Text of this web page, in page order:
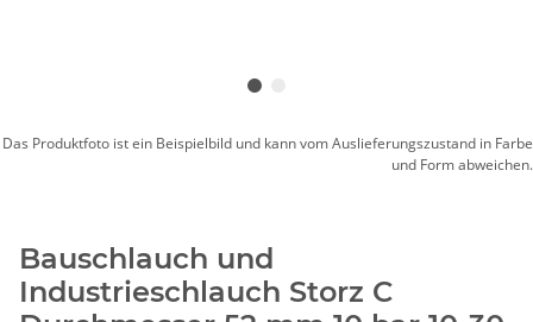
Das Produktfoto ist ein Beispielbild und kann vom Auslieferungszustand in Farbe
und Form abweichen.
Bauschlauch und
Industrieschlauch Storz C